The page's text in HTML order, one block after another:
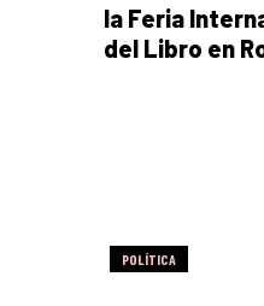
la Feria
del Libro en
POLÍTICA